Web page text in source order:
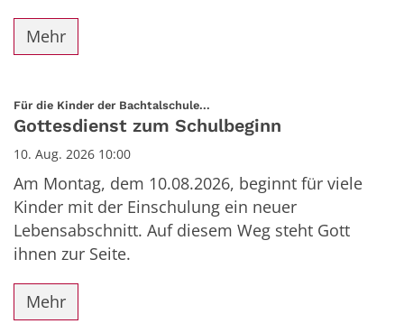
Mehr
Für die Kinder der Bachtalschule...
Gottesdienst zum Schulbeginn
10. Aug. 2026 10:00
Am Montag, dem 10.08.2026, beginnt für viele
Kinder mit der Einschulung ein neuer
Lebensabschnitt. Auf diesem Weg steht Gott
ihnen zur Seite.
Mehr